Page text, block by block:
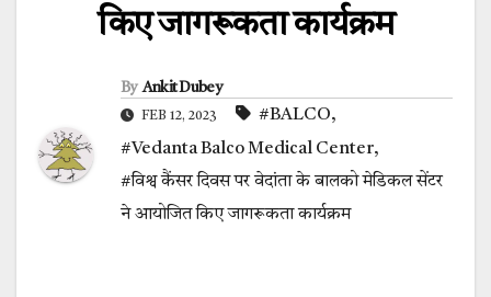
किए जागरूकता कार्यक्रम
By Ankit Dubey
FEB 12, 2023 #BALCO,
#Vedanta Balco Medical Center,
#विश्व कैंसर दिवस पर वेदांता के बालको मेडिकल सेंटर
ने आयोजित किए जागरूकता कार्यक्रम